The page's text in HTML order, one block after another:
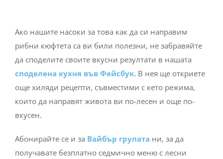
Ако нашите насоки за това как да си направим
рибни кюфтета са ви били полезни, не забравяйте
да споделите своите вкусни резултати в нашата
споделена кухня във Фейсбук. В нея ще откриете
още хиляди рецепти, съвместими с кето режима,
които да направят живота ви по-лесен и още по-
вкусен.
Абонирайте се и за Вайбър групата ни, за да
получавате безплатно седмично меню с лесни